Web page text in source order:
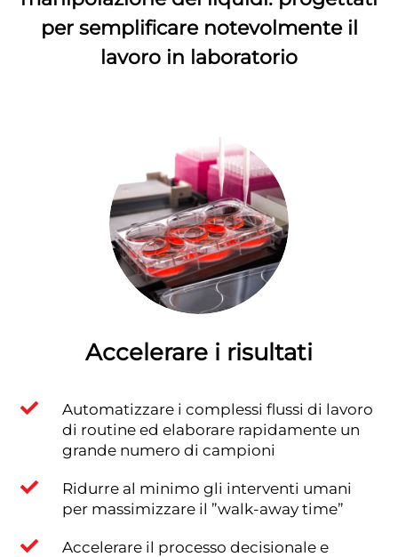
per semplificare notevolmente il
lavoro in laboratorio
Accelerare i risultati

Automatizzare i complessi flussi di lavoro
di routine ed elaborare rapidamente un
grande numero di campioni

Ridurre al minimo gli interventi umani
per massimizzare il ”walk-away time”

Accelerare il processo decisionale e